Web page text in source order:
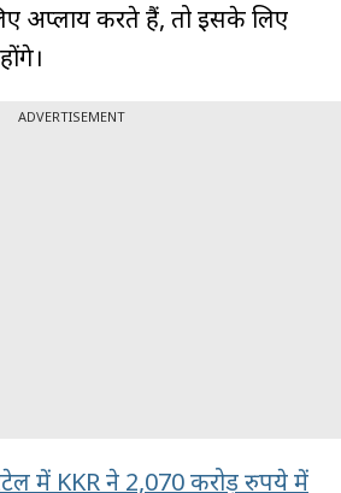
अप्लाय करते हैं, तो इसके लिए
ADVERTISEMENT
में KKR ने 2,070 करोड़ रुपये में